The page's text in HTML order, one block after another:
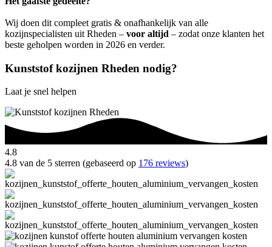
Wij doen dit compleet gratis & onafhankelijk van alle
kozijnspecialisten uit Rheden – voor altijd – zodat onze klanten het
beste geholpen worden in 2026 en verder.
Kunststof kozijnen Rheden nodig?
Laat je snel helpen
4.8
4.8 van de 5 sterren (gebaseerd op 176 reviews)